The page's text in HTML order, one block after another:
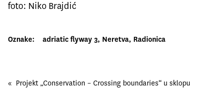
foto: Niko Brajdić
Oznake: adriatic flyway 3, Neretva, Radionica
« Projekt „Conservation – Crossing boundaries“ u sklopu